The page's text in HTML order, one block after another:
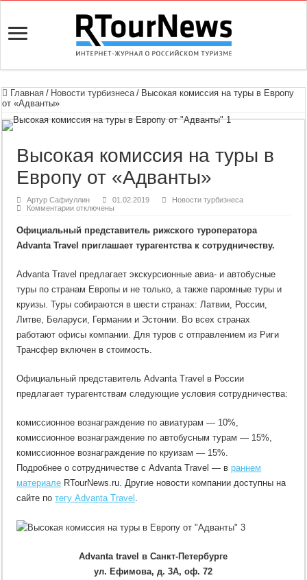
Главная / Новости турбизнеса / Высокая комиссия на туры в Европу
от «Адванты»
Высокая комиссия на туры в
Европу от «Адванты»
Артур Сафиуллин 01.02.2019
Новости турбизнеса
Комментариик
комиссия
на
туры
от
«Адванты»
отключены
Официальный представитель рижского туроператора
Advanta Travel приглашает турагентства к сотрудничеству.
Advanta Travel предлагает экскурсионные авиа- и автобусные
туры по странам Европы и не только, а также паромные туры и
круизы. Туры собираются в шести странах: Латвии, России,
Литве, Беларуси, Германии и Эстонии. Во всех странах
работают офисы компании. Для туров с отправлением из Риги
Трансфер включен в стоимость.
Официальный представитель Advanta Travel в России
предлагает турагентствам следующие условия сотрудничества:
комиссионное вознаграждение по авиатурам — 10%,
комиссионное вознаграждение по автобусным турам — 15%,
комиссионное вознаграждение по круизам — 15%.
Подробнее о сотрудничестве с Advanta Travel — враннем
материале RTourNews.ru. Другие новости компании доступны на
сайте потегу Advanta Travel .
Advanta travel в Санкт-Петербурге
ул. Ефимова, д. 3А, оф. 72